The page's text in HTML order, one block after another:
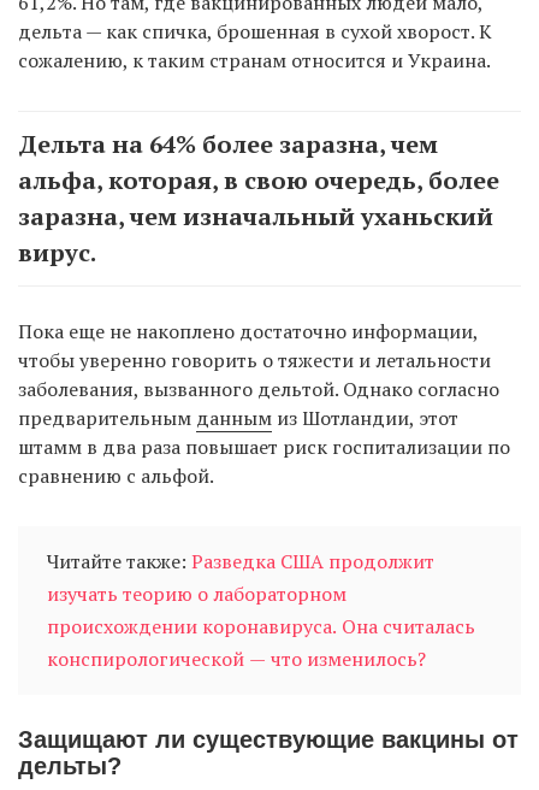
дельта — как спичка, брошенная в сухой хворост. К
сожалению, к таким странам относится и Украина.
Дельта на 64% более заразна, чем
альфа, которая, в свою очередь, более
заразна, чем изначальный уханьский
вирус.
Пока еще не накоплено достаточно информации,
чтобы уверенно говорить о тяжести и летальности
заболевания, вызванного дельтой. Однако согласно
предварительным данным из Шотландии, этот
штамм в два раза повышает риск госпитализации по
сравнению с альфой.
Читайте также: Разведка США продолжит
изучать теорию о лабораторном
происхождении коронавируса. Она считалась
конспирологической — что изменилось?
Защищают ли существующие вакцины от
дельты?